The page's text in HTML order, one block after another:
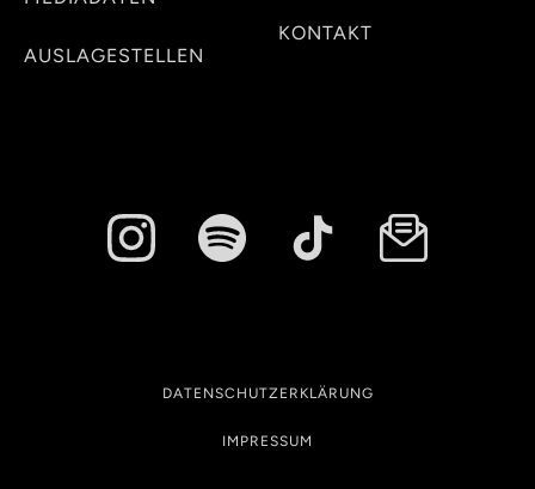
AUSLAGESTELLEN
KONTAKT
DATENSCHUTZERKLÄRUNG
IMPRESSUM